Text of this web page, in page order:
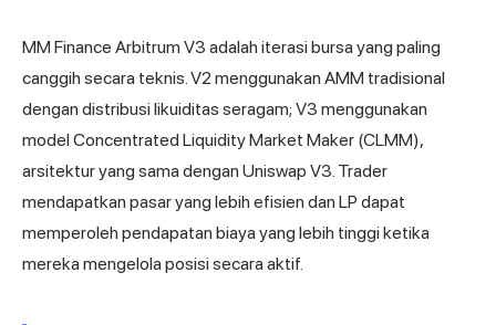
MM Finance Arbitrum V3 adalah iterasi bursa yang paling
canggih secara teknis. V2 menggunakan AMM tradisional
dengan distribusi likuiditas seragam; V3 menggunakan
model Concentrated Liquidity Market Maker (CLMM),
arsitektur yang sama dengan Uniswap V3. Trader
mendapatkan pasar yang lebih efisien dan LP dapat
memperoleh pendapatan biaya yang lebih tinggi ketika
mereka mengelola posisi secara aktif.